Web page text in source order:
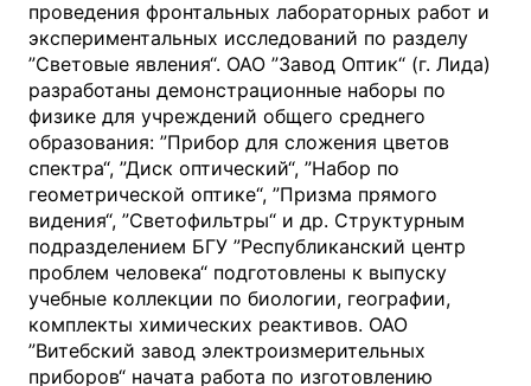
проведения фронтальных лабораторных работ и
экспериментальных исследований по разделу
”Световые явления“. ОАО ”Завод Оптик“ (г. Лида)
разработаны демонстрационные наборы по
физике для учреждений общего среднего
образования: ”Прибор для сложения цветов
спектра“, ”Диск оптический“, ”Набор по
геометрической оптике“, ”Призма прямого
видения“, ”Светофильтры“ и др. Структурным
подразделением БГУ ”Республиканский центр
проблем человека“ подготовлены к выпуску
учебные коллекции по биологии, географии,
комплекты химических реактивов. ОАО
”Витебский завод электроизмерительных
приборов“ начата работа по изготовлению